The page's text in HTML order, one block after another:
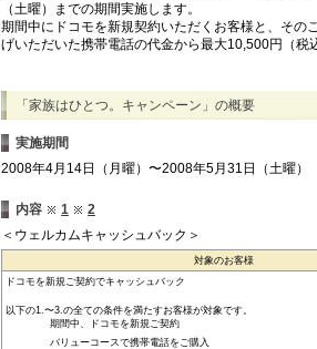
（土曜）までの期間実施します。
期間中にドコモを新規契約いただくお客様と、その
げいただいた携帯電話の代金から最大10,500円（税
「家族はひとつ。キャンペーン」の概要
実施期間
2008年4月14日（月曜）〜2008年5月31日（土曜）
内容 1
2
＜ウェルカムキャッシュバック＞
対象のお客様
ドコモを新規ご契約でキャッシュバック
以下の1.〜3.の全ての条件を満たすお客様が対象です。
期間中、ドコモを新規ご契約
バリューコースで携帯電話をご購入